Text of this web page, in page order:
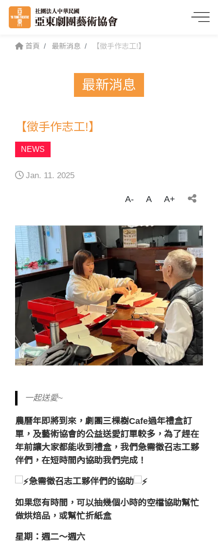
首頁 最新消息 【徵手作志工!】
最新消息
【徵手作志工!】
NEWS
Jan. 11. 2025
A- A A+
一起送愛~
農曆年即將到來，劇團三棵樹Cafe過年禮盒訂
單，及藝術協會的公益送愛訂單較多，為了趕在
年前讓大家都能收到禮盒，我們急需徵召志工夥
伴們，在短時間內協助我們完成！
急需徵召志工夥伴們的協助
如果您有時間，可以抽幾個小時的空檔協助幫忙
做烘焙品，或幫忙折紙盒
星期：週二～週六